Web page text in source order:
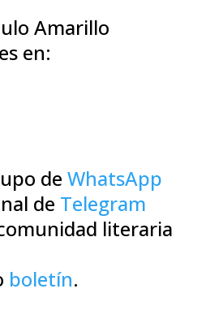
Amarillo
en:
de WhatsApp
de Telegram
literaria
boletín.